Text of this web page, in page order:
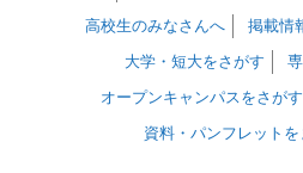
高校生のみなさんへ
掲載情
大学・短大をさがす
オープンキャンパスをさがす
資料・パンフレット